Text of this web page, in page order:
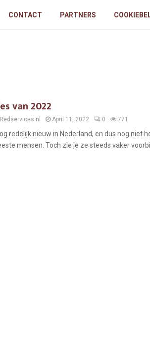
CONTACT PARTNERS
van 2022
April 11, 2022 0 771
redelijk nieuw in Nederland, en dus nog niet
mensen. Toch zie je ze steeds vaker